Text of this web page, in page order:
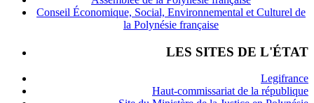
Conseil Économique, Social, Environnemental et Culturel de
la Polynésie française
LES SITES DE L'ÉTAT
Legifrance
Haut-commissariat de la république